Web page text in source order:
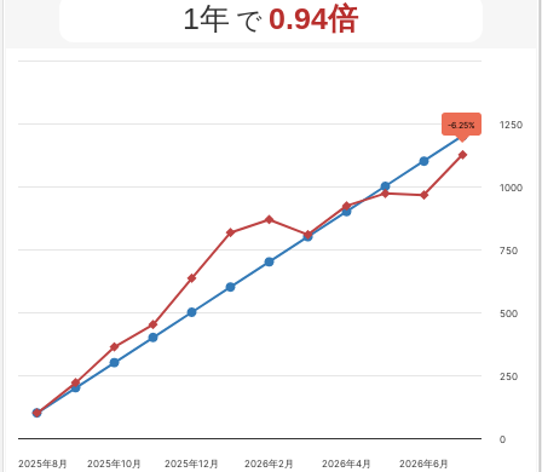
1年 で 0.94倍
-6.25%
2025年8月 2025年10月 2025年12月 2026年2月 2026年4月 2026年6月
0
250
500
750
1000
1250